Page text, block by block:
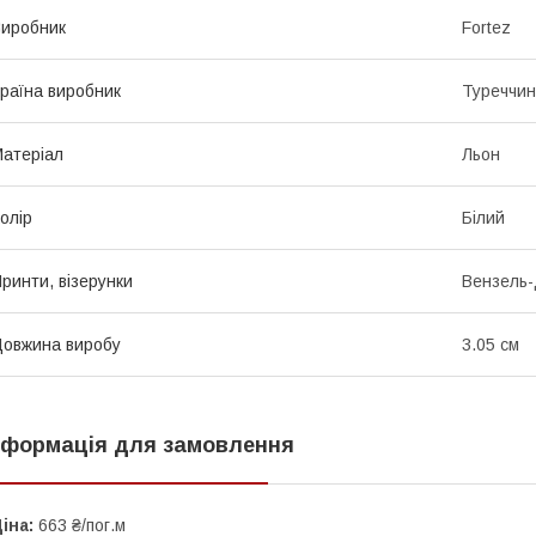
Fortez
виробник
Льон
Білий
візерунки
виробу 3.05 см
для замовлення
663 ₴/пог.м